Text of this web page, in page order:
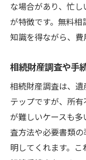
な場合があり、忙
が特徴です。無料
知識を得ながら、費
相続財産調査や手
相続財産調査は、
テップですが、所
が難しいケースも
査方法や必要書類
明してくれます。こ